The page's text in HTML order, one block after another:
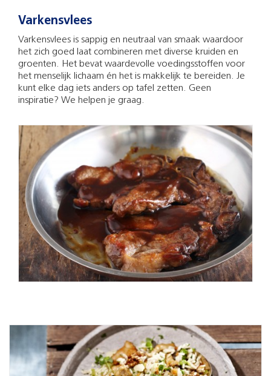
Varkensvlees
Varkensvlees is sappig en neutraal van smaak waardoor
het zich goed laat combineren met diverse kruiden en
groenten. Het bevat waardevolle voedingsstoffen voor
het menselijk lichaam én het is makkelijk te bereiden. Je
kunt elke dag iets anders op tafel zetten. Geen
inspiratie? We helpen je graag.